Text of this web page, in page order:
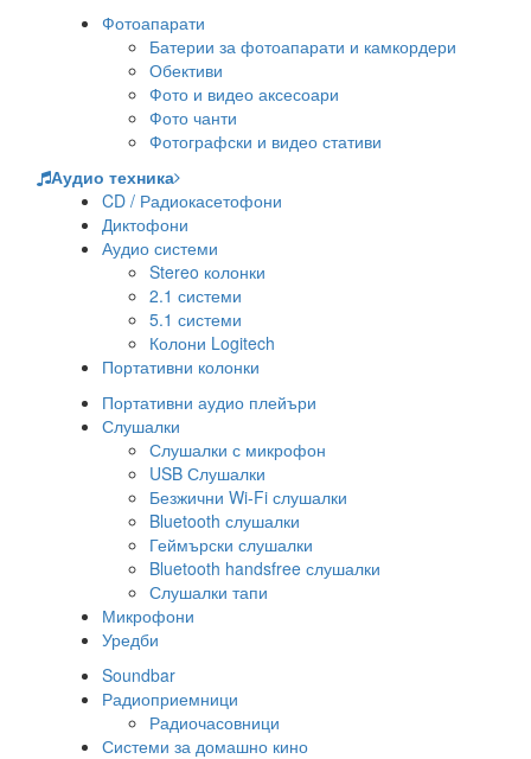
Фотоапарати
Батерии за фотоапарати и камкордери
Обективи
Фото и видео аксесоари
Фото чанти
Фотографски и видео стативи
Аудио техника
CD / Радиокасетофони
Диктофони
Аудио системи
Stereo колонки
2.1 системи
5.1 системи
Колони Logitech
Портативни колонки
Портативни аудио плейъри
Слушалки
Слушалки с микрофон
USB Слушалки
Безжични Wi-Fi слушалки
Bluetooth слушалки
Геймърски слушалки
Bluetooth handsfree слушалки
Слушалки тапи
Микрофони
Уредби
Soundbar
Радиоприемници
Радиочасовници
Системи за домашно кино